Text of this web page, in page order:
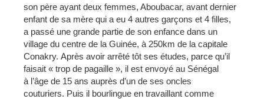
son père ayant deux femmes, Aboubacar, avant dernier
enfant de sa mère qui a eu 4 autres garçons et 4 filles,
a passé une grande partie de son enfance dans un
village du centre de la Guinée, à 250km de la capitale
Conakry. Après avoir arrêté tôt ses études, parce qu’il
faisait « trop de pagaille », il est envoyé au Sénégal
à l’âge de 15 ans auprès d’un de ses oncles
couturiers. Puis il bourlingue en travaillant comme